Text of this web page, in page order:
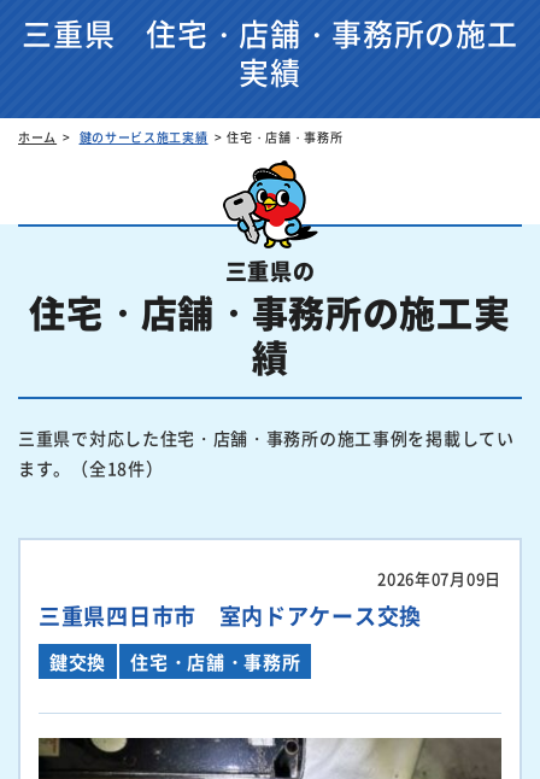
三重県 住宅・店舗・事務所の施工
実績
ホーム 鍵のサービス施工実績 住宅・店舗・事務所
三重県の
住宅・店舗・事務所の施工実
績
三重県で対応した住宅・店舗・事務所の施工事例を掲載してい
ます。（全18件）
2026年07月09日
三重県四日市市 室内ドアケース交換
鍵交換 住宅・店舗・事務所